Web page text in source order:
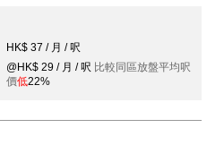
HK$ 37 / 月 / 呎
@HK$ 29 / 月 / 呎 比較同區放盤平均呎
價低22%